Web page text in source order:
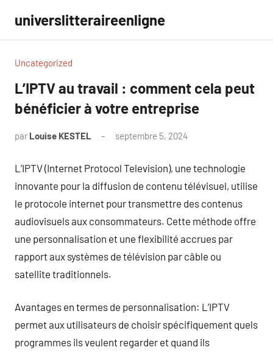
contenu
universlitteraireenligne
Uncategorized
L’IPTV au travail : comment cela peut
bénéficier à votre entreprise
par Louise KESTEL septembre 5, 2024
L’IPTV (Internet Protocol Television), une technologie
innovante pour la diffusion de contenu télévisuel, utilise
le protocole internet pour transmettre des contenus
audiovisuels aux consommateurs. Cette méthode offre
une personnalisation et une flexibilité accrues par
rapport aux systèmes de télévision par câble ou
satellite traditionnels.
Avantages en termes de personnalisation: L’IPTV
permet aux utilisateurs de choisir spécifiquement quels
programmes ils veulent regarder et quand ils